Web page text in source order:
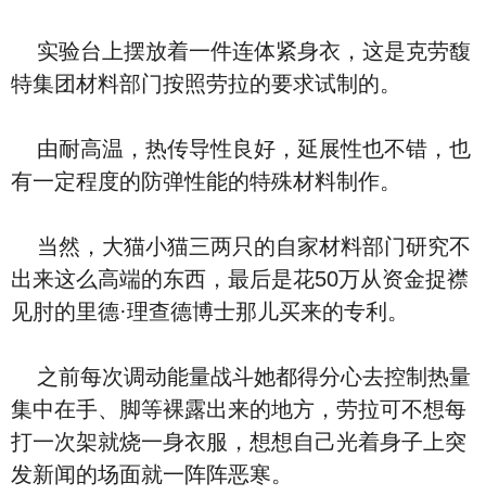
实验台上摆放着一件连体紧身衣，这是克劳馥
特集团材料部门按照劳拉的要求试制的。
由耐高温，热传导性良好，延展性也不错，也
有一定程度的防弹性能的特殊材料制作。
当然，大猫小猫三两只的自家材料部门研究不
出来这么高端的东西，最后是花50万从资金捉襟
见肘的里德·理查德博士那儿买来的专利。
之前每次调动能量战斗她都得分心去控制热量
集中在手、脚等裸露出来的地方，劳拉可不想每
打一次架就烧一身衣服，想想自己光着身子上突
发新闻的场面就一阵阵恶寒。